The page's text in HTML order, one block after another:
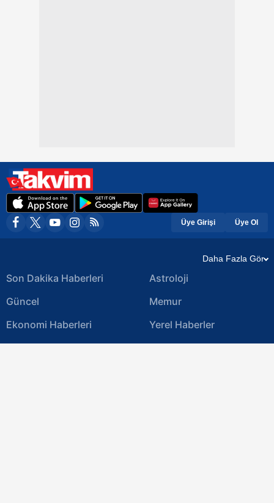
Üye Girişi Üye Ol
Daha Fazla Gör
Son Dakika Haberleri
Güncel
Ekonomi Haberleri
Magazin Haberleri
Astroloji
Memur
Yerel Haberler
Video